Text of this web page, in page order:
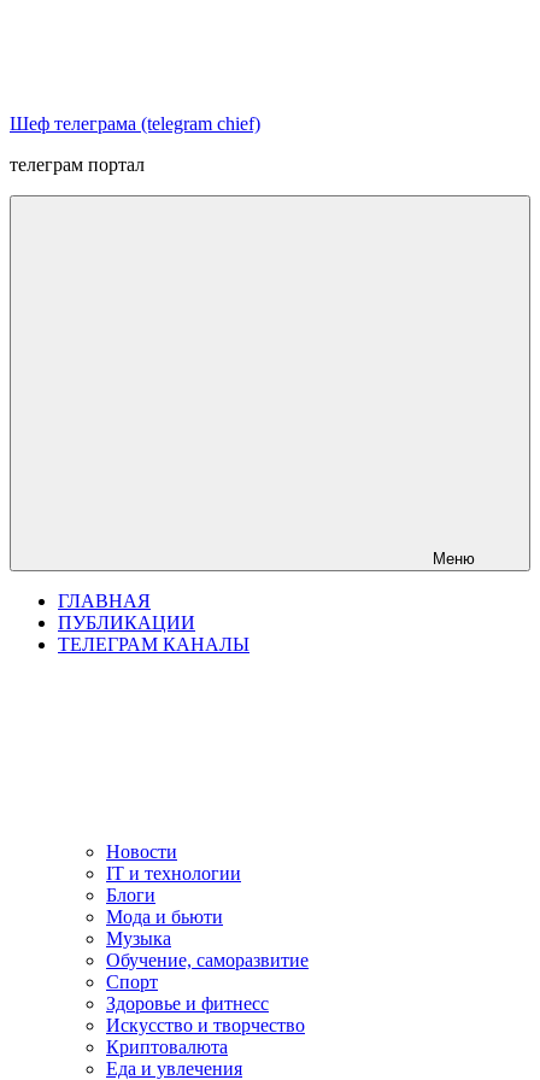
Шеф телеграма (telegram chief)
телеграм портал
Меню
ГЛАВНАЯ
ПУБЛИКАЦИИ
ТЕЛЕГРАМ КАНАЛЫ
Новости
IT и технологии
Блоги
Мода и бьюти
Музыка
Обучение, саморазвитие
Спорт
Здоровье и фитнесс
Искусство и творчество
Криптовалюта
Еда и увлечения